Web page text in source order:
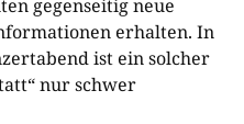
gegenseitig neue
erhalten. In
ist ein solcher
nur schwer